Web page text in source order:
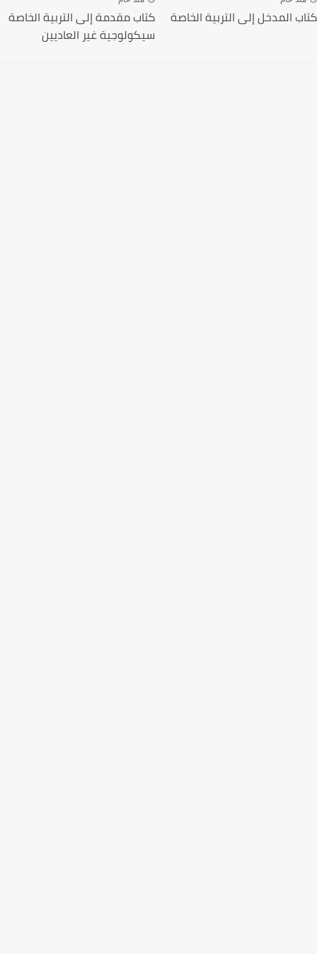
كتاب المدخل إلى التربية الخاصة‎
كتاب مقدمة إلى التربية الخاصة
سيكولوجية غير العاديين